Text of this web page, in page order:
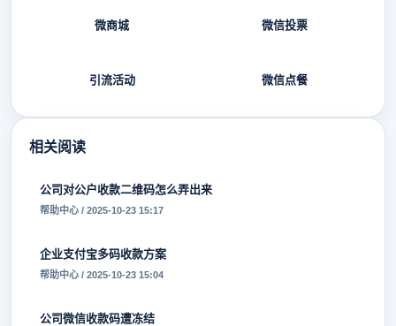
微商城 微信投票
引流活动 微信点餐
相关阅读
公司对公户收款二维码怎么弄出来
帮助中心 / 2025-10-23 15:17
企业支付宝多码收款方案
帮助中心 / 2025-10-23 15:04
公司微信收款码遭冻结